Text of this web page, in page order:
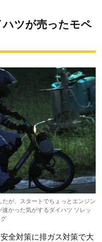
ツが売ったモペ
が、スタートでちょっとエンジン
かった気がするダイハツ ソレッ
全対策に排ガス対策で大